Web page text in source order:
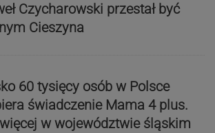
Czycharowski przestał być
Cieszyna
60 tysięcy osób w Polsce
świadczenie Mama 4 plus.
w województwie śląskim